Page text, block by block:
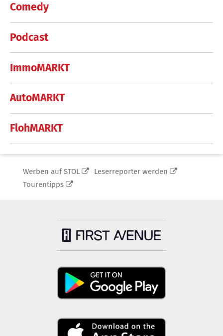
Comedy
Podcast
ImmoMARKT
AutoMARKT
FlohMARKT
Werben auf STOL
Leserreporter werden
Tourentipps